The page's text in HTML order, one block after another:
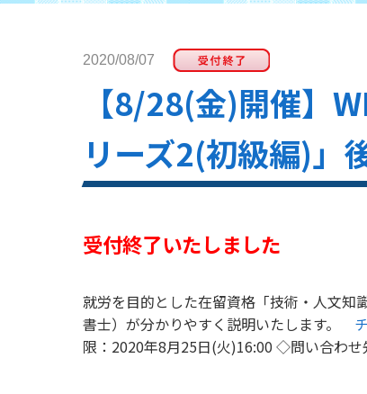
2020/08/07
【8/28(金)開催】
リーズ2(初級編)」
受付終了いたしました
就労を目的とした在留資格「技術・人文知
書士）が分かりやすく説明いたします。
限：2020年8月25日(火)16:00 ◇問い合